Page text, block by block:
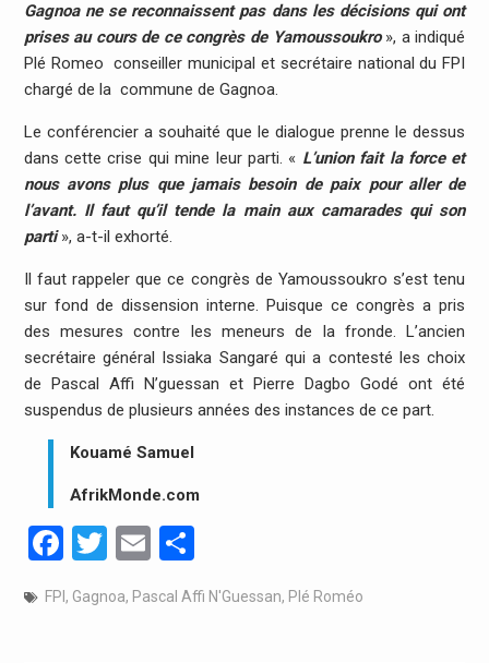
Gagnoa ne se reconnaissent pas dans les décisions qui ont
prises au cours de ce congrès de Yamoussoukro», a indiqué
Plé Romeo conseiller municipal et secrétaire national du FPI
chargé de la commune de Gagnoa.
Le conférencier a souhaité que le dialogue prenne le dessus
dans cette crise qui mine leur parti. « L’union fait la force et
nous avons plus que jamais besoin de paix pour aller de
l’avant. Il faut qu’il tende la main aux camarades qui son
parti», a-t-il exhorté.
Il faut rappeler que ce congrès de Yamoussoukro s’est tenu
sur fond de dissension interne. Puisque ce congrès a pris
des mesures contre les meneurs de la fronde. L’ancien
secrétaire général Issiaka Sangaré qui a contesté les choix
de Pascal Affi N’guessan et Pierre Dagbo Godé ont été
suspendus de plusieurs années des instances de ce part.
Kouamé Samuel
AfrikMonde.com
Facebook
Twitter
Email
FPI , Gagnoa, Pascal Affi N'Guessan, Plé Roméo